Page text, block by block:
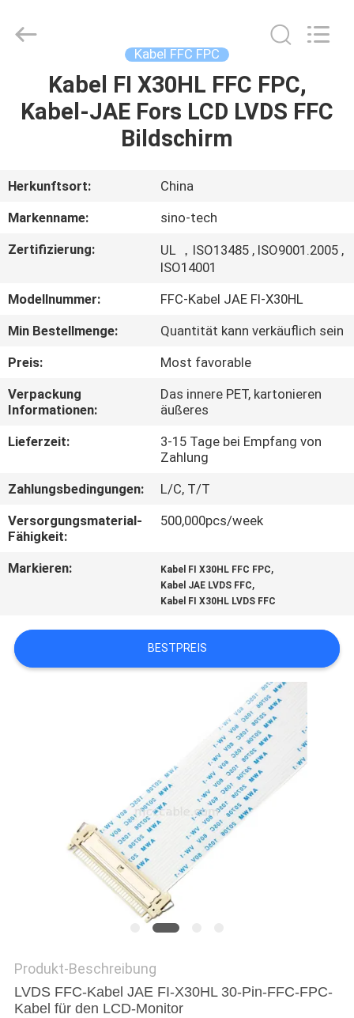
HAUSE
VIDEOS
ÜBER
UNS
WERKSBESICHTIGUNG
QUALITÄTSKONTROLLE
KONTAKT
UNS
NEUIGKEITEN
RECHTSSACHEN
BITTE
UM
DATENSCHUTZRICHTLINIE
Ltd..
Kabel FFC FPC
Kabel FI X30HL FFC FPC,
Kabel-JAE Fors LCD LVDS FFC
Bildschirm
Herkunftsort:
China
Markenname:
sino-tech
Zertifizierung:
UL ，ISO13485 , ISO9001.2005 ,
ISO14001
Modellnummer:
FFC-Kabel JAE FI-X30HL
Min Bestellmenge:
Quantität kann verkäuflich sein
Preis:
Most favorable
Verpackung
Informationen:
Das innere PET, kartonieren
äußeres
Lieferzeit:
3-15 Tage bei Empfang von
Zahlung
Zahlungsbedingungen:
L/C, T/T
Versorgungsmaterial-
Fähigkeit:
500,000pcs/week
Markieren: Kabel FI X30HL FFC FPC,
Kabel JAE LVDS FFC,
Kabel FI X30HL LVDS FFC
BESTPREIS
Produkt-Beschreibung
LVDS FFC-Kabel JAE FI-X30HL 30-Pin-FFC-FPC-
Kabel für den LCD-Monitor